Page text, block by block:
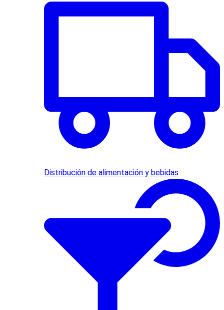
Distribución de alimentación y bebidas